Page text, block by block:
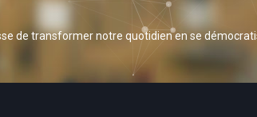
de transformer notre quotidien en se